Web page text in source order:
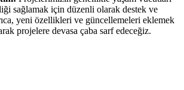
sağlamak için düzenli olarak destek ve
yeni özellikleri ve güncellemeleri eklemek
projelere devasa çaba sarf edeceğiz.